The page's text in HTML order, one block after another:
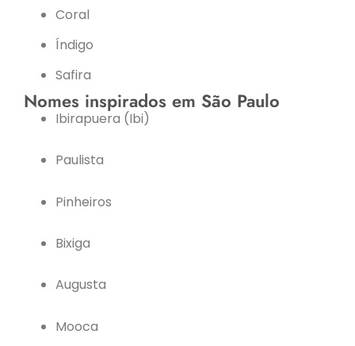
Coral
Índigo
Safira
Nomes inspirados em São Paulo
Ibirapuera (Ibi)
Paulista
Pinheiros
Bixiga
Augusta
Mooca